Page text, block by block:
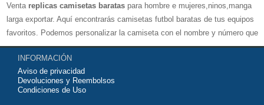
Venta replicas camisetas baratas para hombre e mujeres,ninos,manga
larga exportar. Aquí encontrarás camisetas futbol baratas de tus equipos
favoritos. Podemos personalizar la camiseta con el nombre y número que
quieras. Nuestrascamisetas de futbol replicasson de máxima calidad
tailandesa por lo que estamos convencidos que quedarás muy satisfecho
con ella. Estas camisetas tienen un tejido transpirable por lo que te
servirán para jugar al fútbol o simplemente para animar a tu equipo
INFORMACIÓN
Aviso de privacidad
Devoluciones y Reembolsos
Condiciones de Uso